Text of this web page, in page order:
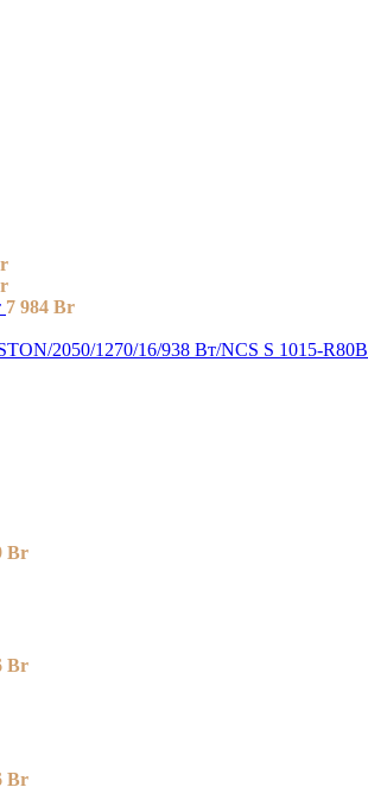
7 984 Br
2050/1270/16/938 Вт/NCS S 1015-R80B
Br
Br
Br